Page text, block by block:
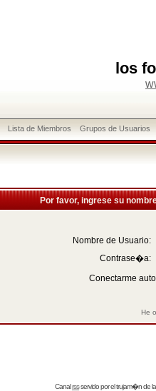
los
Lista de Miembros Grupos de Usuarios
Por favor, ingrese su
Nombre de Usuario:
Contrase�a:
Conectarme
He
Canalrssservido por eltrujam�nde